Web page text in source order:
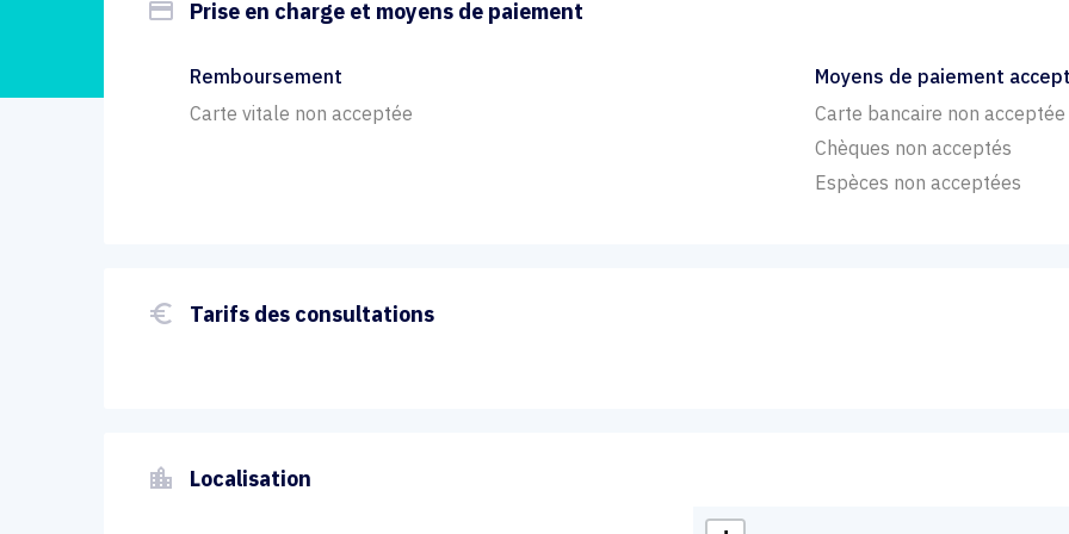
payment Prise en charge et moyens de paiement
Remboursement
Carte vitale non acceptée
Moyens de paiement
Carte bancaire non acceptée
Chèques non acceptés
Espèces non acceptées
euro_symbol Tarifs des consultations
location_city Localisation